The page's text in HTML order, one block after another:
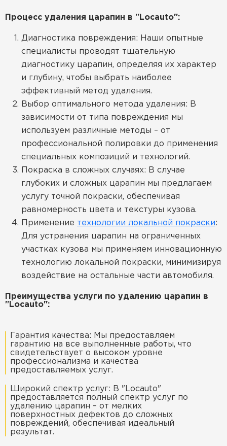
Процесс удаления царапин в "Locauto":
Диагностика повреждения: Наши опытные
специалисты проводят тщательную
диагностику царапин, определяя их характер
и глубину, чтобы выбрать наиболее
эффективный метод удаления.
Выбор оптимального метода удаления: В
зависимости от типа повреждения мы
используем различные методы – от
профессиональной полировки до применения
специальных композиций и технологий.
Покраска в сложных случаях: В случае
глубоких и сложных царапин мы предлагаем
услугу точной покраски, обеспечивая
равномерность цвета и текстуры кузова.
Применение технологии локальной покраски:
Для устранения царапин на ограниченных
участках кузова мы применяем инновационную
технологию локальной покраски, минимизируя
воздействие на остальные части автомобиля.
Преимущества услуги по удалению царапин в
"Locauto":
Гарантия качества: Мы предоставляем
гарантию на все выполненные работы, что
свидетельствует о высоком уровне
профессионализма и качества
предоставляемых услуг.
Широкий спектр услуг: В "Locauto"
предоставляется полный спектр услуг по
удалению царапин – от мелких
поверхностных дефектов до сложных
повреждений, обеспечивая идеальный
результат.